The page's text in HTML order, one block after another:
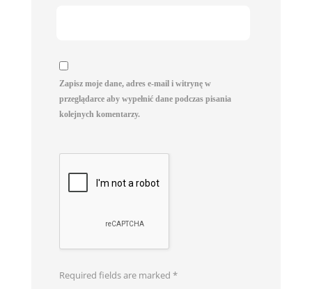
Zapisz moje dane, adres e-mail i witrynę w
przeglądarce aby wypełnić dane podczas pisania
kolejnych komentarzy.
Required fields are marked *